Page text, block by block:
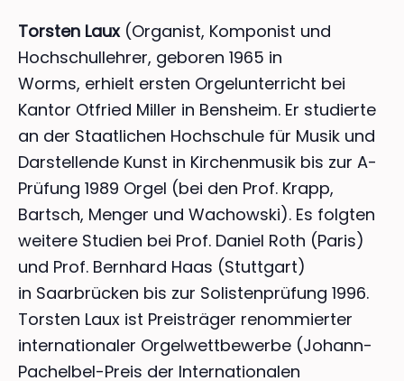
Torsten Laux(Organist, Komponist und
Hochschullehrer, geboren 1965 in
Worms, erhielt ersten Orgelunterricht bei
Kantor Otfried Miller in Bensheim. Er studierte
an der Staatlichen Hochschule für Musik und
Darstellende Kunst in Kirchenmusik bis zur A-
Prüfung 1989 Orgel (bei den Prof. Krapp,
Bartsch, Menger und Wachowski). Es folgten
weitere Studien bei Prof. Daniel Roth (Paris)
und Prof. Bernhard Haas (Stuttgart)
in Saarbrücken bis zur Solistenprüfung 1996.
Torsten Laux ist Preisträger renommierter
internationaler Orgelwettbewerbe (Johann-
Pachelbel-Preis der Internationalen